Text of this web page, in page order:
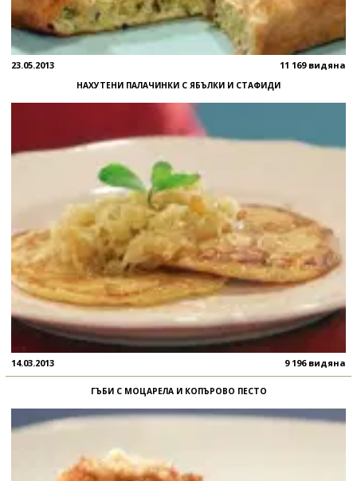
23.05.2013 11 169 видяна
НАХУТЕНИ ПАЛАЧИНКИ С ЯБЪЛКИ И СТАФИДИ
14.03.2013 9 196 видяна
ГЪБИ С МОЦАРЕЛА И КОПЪРОВО ПЕСТО